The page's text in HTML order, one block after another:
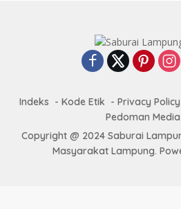
Indeks Kode Etik Privacy Policy
Pedoman
Copyright @ 2024 Saburai
Masyarakat Lampung.